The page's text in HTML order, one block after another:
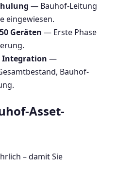
— Bauhof-Leitung
eingewiesen.
Geräten — Erste Phase
Integration —
Bauhof-
Asset-
– damit Sie